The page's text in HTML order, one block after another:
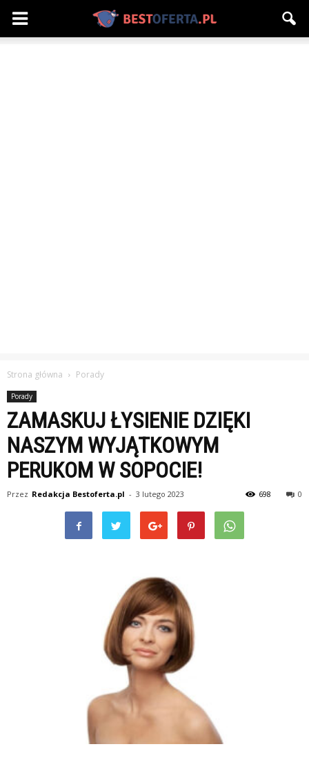
Strona główna Porady
Porady
ZAMASKUJ ŁYSIENIE DZIĘKI
NASZYM WYJĄTKOWYM
PERUKOM W SOPOCIE!
Przez Redakcja Bestoferta.pl - 3 lutego 2023 0
698